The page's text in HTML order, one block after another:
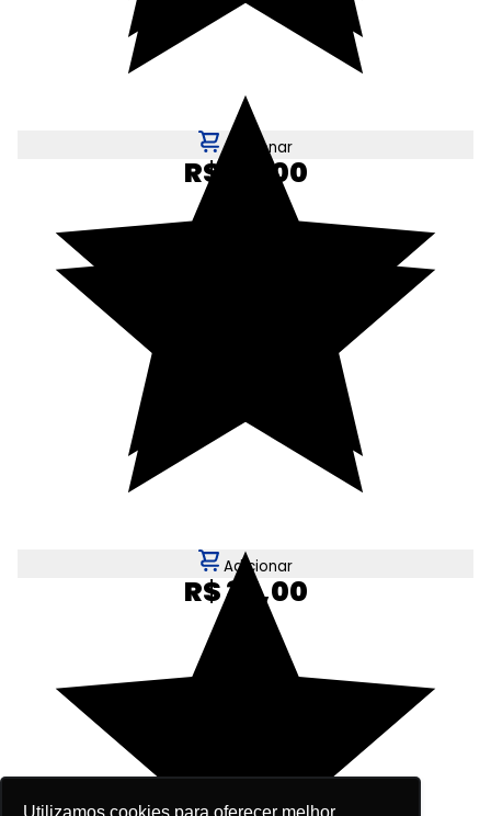
Adicionar
R$ 30,00
Adicionar
R$ 35,00